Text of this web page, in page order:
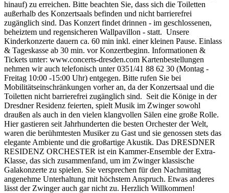
hinauf) zu erreichen. Bitte beachten Sie, dass sich die Toiletten
außerhalb des Konzertsaals befinden und nicht barrierefrei
zugänglich sind. Das Konzert findet drinnen - im geschlossenen,
beheiztem und regensicheren Wallpavillon - statt. Unsere
Kinderkonzerte dauern ca. 60 min inkl. einer kleinen Pause. Einlass
& Tageskasse ab 30 min. vor Konzertbeginn. Informationen &
Tickets unter: www.concerts-dresden.com Kartenbestellungen
nehmen wir auch telefonisch unter 0351/41 88 62 30 (Montag -
Freitag 10:00 -15:00 Uhr) entgegen. Bitte rufen Sie bei
Mobilitätseinschränkungen vorher an, da der Konzertsaal und die
Toiletten nicht barrierefrei zugänglich sind. Seit die Könige in der
Dresdner Residenz feierten, spielt Musik im Zwinger sowohl
draußen als auch in den vielen klangvollen Sälen eine große Rolle.
Hier gastieren seit Jahrhunderten die besten Orchester der Welt,
waren die berühmtesten Musiker zu Gast und sie genossen stets das
elegante Ambiente und die großartige Akustik. Das DRESDNER
RESIDENZ ORCHESTER ist ein Kammer-Ensemble der Extra-
Klasse, das sich zusammenfand, um im Zwinger klassische
Galakonzerte zu spielen. Sie versprechen für den Nachmittag
angenehme Unterhaltung mit höchstem Anspruch. Etwas anderes
lässt der Zwinger auch gar nicht zu. Herzlich Willkommen!